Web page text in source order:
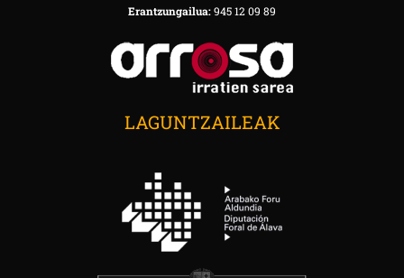
Erantzungailua:945 12 09 89
LAGUNTZAILEAK